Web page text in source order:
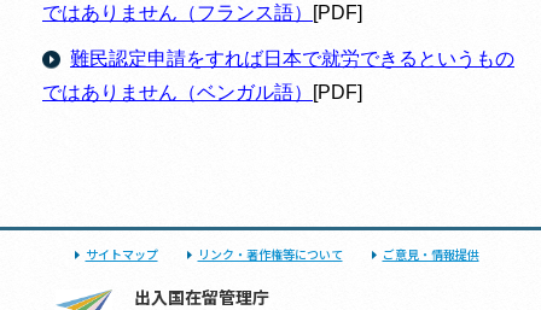
ではありません（フランス語）
[PDF]
難民認定申請をすれば日本で就労できるというもの
ではありません（ベンガル語）
[PDF]
サイトマップ リンク・著作権等について ご意見・情報提供
出入国在留管理庁